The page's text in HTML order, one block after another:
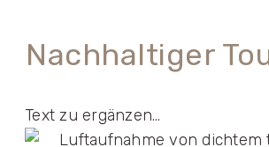
Nachhaltiger
Text zu ergänzen…